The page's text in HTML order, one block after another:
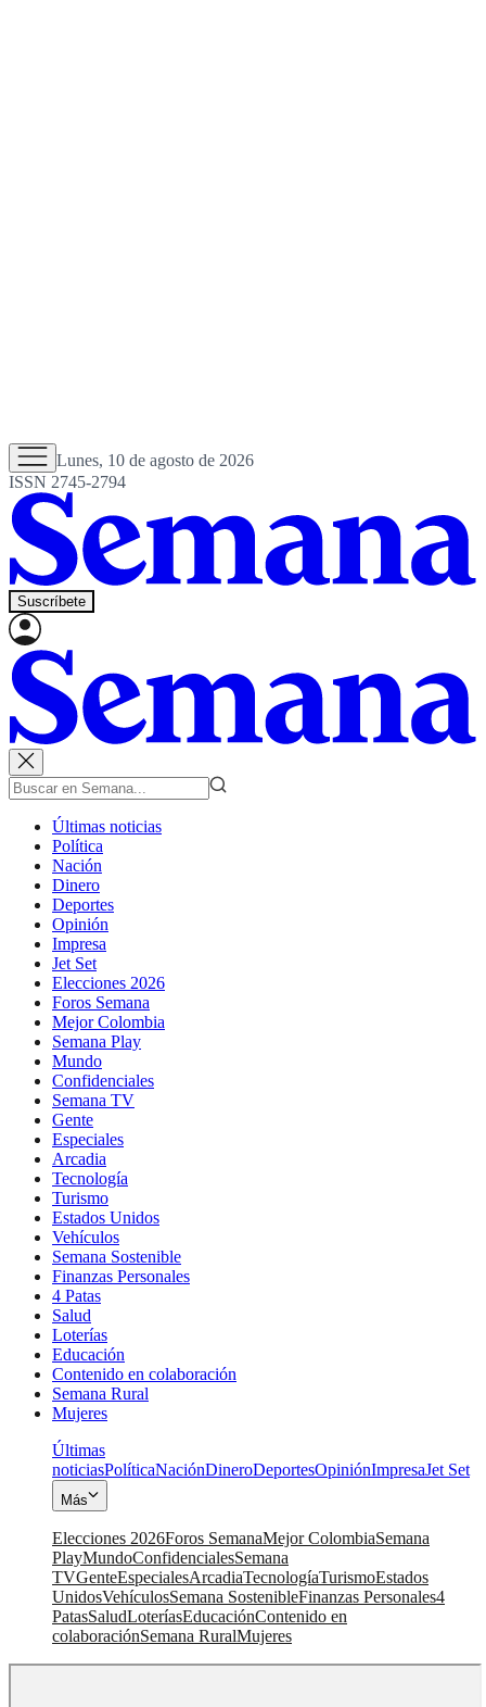
Lunes, 10 de agosto de 2026
ISSN 2745-2794
Suscríbete
Últimas noticias
Política
Nación
Dinero
Deportes
Opinión
Impresa
Jet Set
Elecciones 2026
Foros Semana
Mejor Colombia
Semana Play
Mundo
Confidenciales
Semana TV
Gente
Especiales
Arcadia
Tecnología
Turismo
Estados Unidos
Vehículos
Semana Sostenible
Finanzas Personales
4 Patas
Salud
Loterías
Educación
Contenido en colaboración
Semana Rural
Mujeres
Últimas
noticiasPolíticaNaciónDineroDeportesOpiniónImpresaJet Set
Más
Elecciones 2026Foros SemanaMejor ColombiaSemana
PlayMundoConfidencialesSemana
TVGenteEspecialesArcadiaTecnologíaTurismoEstados
UnidosVehículosSemana SostenibleFinanzas Personales4
PatasSaludLoteríasEducaciónContenido en
colaboraciónSemana RuralMujeres